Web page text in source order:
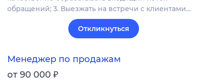
обращений; 3. Выезжать на встречи с клиентами…
Откликнуться
Менеджер по продажам
от 90 000 ₽